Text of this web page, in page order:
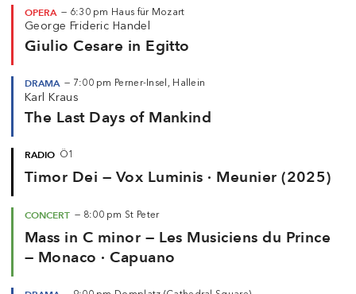
OPERA — 6:30 pm Haus für Mozart
George Frideric Handel
Giulio Cesare in Egitto
DRAMA — 7:00 pm Perner-Insel, Hallein
Karl Kraus
The Last Days of Mankind
RADIO Ö1
Timor Dei — Vox Luminis · Meunier (2025)
CONCERT — 8:00 pm St Peter
Mass in C minor — Les Musiciens du Prince
— Monaco · Capuano